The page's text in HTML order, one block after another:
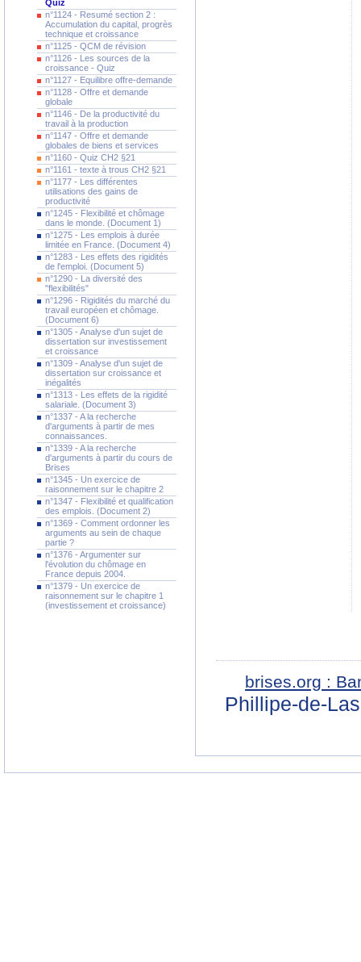
Quiz
n°1124 - Resumé section 2 :
Accumulation du capital, progrès
technique et croissance
n°1125 - QCM de révision
n°1126 - Les sources de la
croissance - Quiz
n°1127 - Equilibre offre-demande
n°1128 - Offre et demande
globale
n°1146 - De la productivité du
travail à la production
n°1147 - Offre et demande
globales de biens et services
n°1160 - Quiz CH2 §21
n°1161 - texte à trous CH2 §21
n°1177 - Les différentes
utilisations des gains de
productivité
n°1245 - Flexibilité et chômage
dans le monde. (Document 1)
n°1275 - Les emplois à durée
limitée en France. (Document 4)
n°1283 - Les effets des rigidités
de l'emploi. (Document 5)
n°1290 - La diversité des
"flexibilités"
n°1296 - Rigidités du marché du
travail européen et chômage.
(Document 6)
n°1305 - Analyse d'un sujet de
dissertation sur investissement
et croissance
n°1309 - Analyse d'un sujet de
dissertation sur croissance et
inégalités
n°1313 - Les effets de la rigidité
salariale. (Document 3)
n°1337 - A la recherche
d'arguments à partir de mes
connaissances.
n°1339 - A la recherche
d'arguments à partir du cours de
Brises
n°1345 - Un exercice de
raisonnement sur le chapitre 2
n°1347 - Flexibilité et qualification
des emplois. (Document 2)
n°1369 - Comment ordonner les
arguments au sein de chaque
partie ?
n°1376 - Argumenter sur
l'évolution du chômage en
France depuis 2004.
n°1379 - Un exercice de
raisonnement sur le chapitre 1
(investissement et croissance)
brises.org :
Phillipe-de-